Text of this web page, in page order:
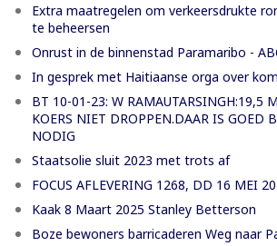
Extra maatregelen om verkeersdrukte
te beheersen
Onrust in de binnenstad Paramaribo -
In gesprek met Haitiaanse orga over
BT 10-01-23: W RAMAUTARSINGH:19,5
KOERS NIET DROPPEN.DAAR IS GOED
NODIG
Staatsolie sluit 2023 met trots af
FOCUS AFLEVERING 1268, DD 16 MEI
Kaak 8 Maart 2025 Stanley Betterson
Boze bewoners barricaderen Weg naar